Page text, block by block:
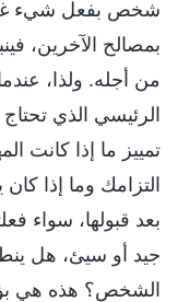
شخص بفعل شيء
بمصالح الآخرين،
من أجله. ولذا،
الرئيسي الذي
تمييز ما إذا كانت
التزامك وما إذا
بعد قبولها، سواء
جيد أو سيئ، هل
الشخص؟ هذه هي